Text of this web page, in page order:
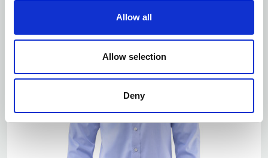
Allow all
Allow selection
Deny